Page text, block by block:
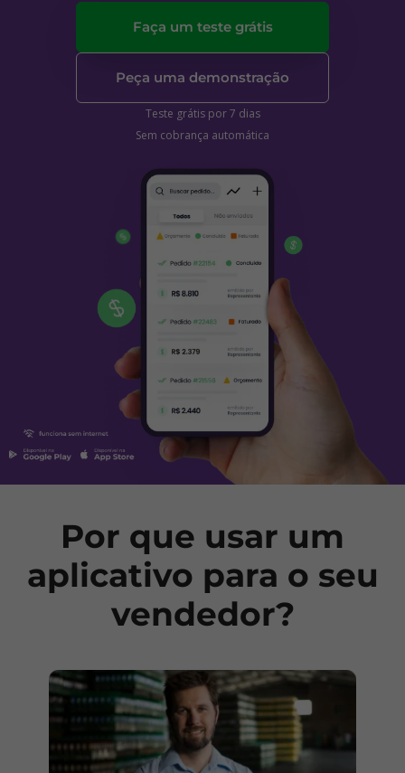
Faça um teste grátis
Peça uma demonstração
Teste grátis por 7 dias
Sem cobrança automática
Por que usar um
aplicativo para o seu
vendedor?